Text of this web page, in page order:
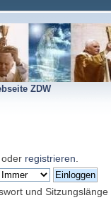
ZDW
oder registrieren
und Sitzungslänge